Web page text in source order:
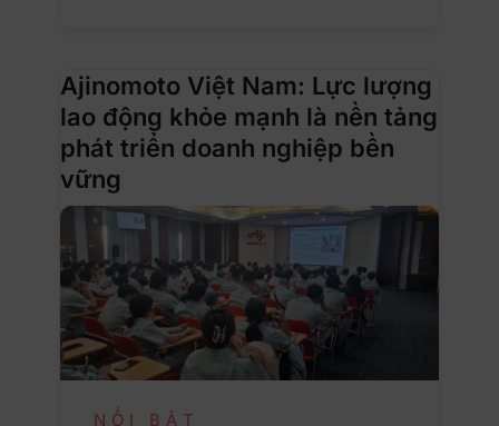
Ajinomoto Việt Nam: Lực lượng
lao động khỏe mạnh là nền tảng
phát triển doanh nghiệp bền
vững
NỔI BẬT